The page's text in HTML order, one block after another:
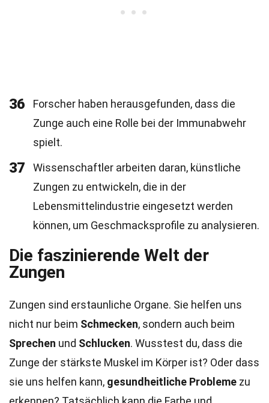
36
Forscher haben herausgefunden, dass die
Zunge auch eine Rolle bei der Immunabwehr
spielt.
37
Wissenschaftler arbeiten daran, künstliche
Zungen zu entwickeln, die in der
Lebensmittelindustrie eingesetzt werden
können, um Geschmacksprofile zu analysieren.
Die faszinierende Welt der
Zungen
Zungen sind erstaunliche Organe. Sie helfen uns
nicht nur beim Schmecken, sondern auch beim
Sprechen und Schlucken. Wusstest du, dass die
Zunge der stärkste Muskel im Körper ist? Oder dass
sie uns helfen kann, gesundheitliche Probleme zu